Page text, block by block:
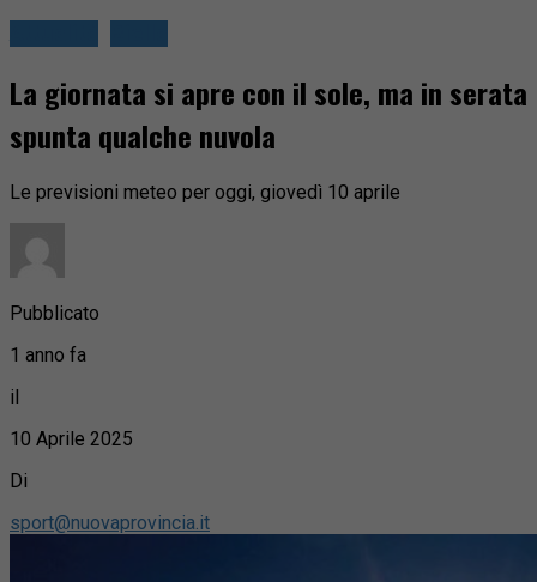
La giornata si apre con il sole, ma in serata
spunta qualche nuvola
Le previsioni meteo per oggi, giovedì 10 aprile
Pubblicato
1 anno fa
il
10 Aprile 2025
Di
sport@nuovaprovincia.it